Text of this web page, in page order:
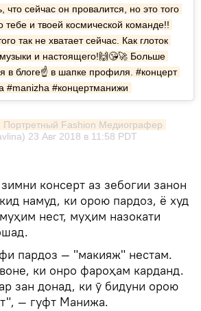
сейчас он провалится, но это того
тебе и твоей космической команде!!
так не хватает сейчас. Как глоток
и настоящего!🙌😘🚀 Больше
в блоге☝️ в шапке профиля. #концерт
#manizha #концертманижи
Портретный Fashion Медиографер
23 Авг 2018 в 11:58 PDT
консерт аз зебогии занон
намуд, ки орою пардоз, ё худ
нест, муҳим назокати
пардоз — "макияж" нестам.
ки онро фароҳам карданд.
зан донад, ки ӯ бидуни орою
— гуфт Манижа.